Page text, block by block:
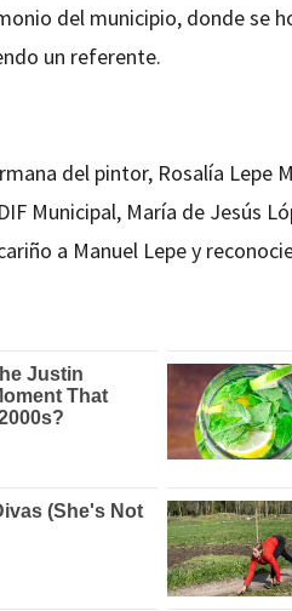
del municipio, donde se
un referente.
del pintor, Rosalía Lepe
Municipal, María de Jesús
a Manuel Lepe y